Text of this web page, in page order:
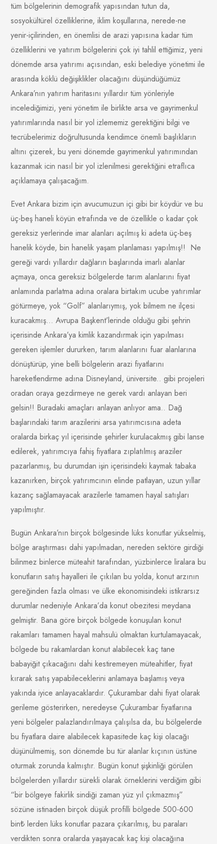
tüm bölgelerinin demografik yapısından tutun da,
sosyokültürel özelliklerine, iklim koşullarına, nerede-ne
yenir-içilirinden, en önemlisi de arazi yapısına kadar tüm
özelliklerini ve yatırım bölgelerini çok iyi tahlil ettiğimiz, yeni
dönemde arsa yatırımı açısından, eski belediye yönetimi ile
arasında köklü değişiklikler olacağını düşündüğümüz
Ankara’nın yatırım haritasını yıllardır tüm yönleriyle
incelediğimizi, yeni yönetim ile birlikte arsa ve gayrimenkul
yatırımlarında nasıl bir yol izlememiz gerektiğini bilgi ve
tecrübelerimiz doğrultusunda kendimce önemli başlıkların
altını çizerek, bu yeni dönemde gayrimenkul yatırımından
kazanmak icin nasıl bir yol izlenilmesi gerektiğini etraflıca
açıklamaya çalışacağım.
Evet Ankara bizim için avucumuzun içi gibi bir köydür ve bu
üç-beş haneli köyün etrafında ve de özellikle o kadar çok
gereksiz yerlerinde imar alanları açılmış ki adeta üç-beş
hanelik köyde, bin hanelik yaşam planlaması yapılmış!! Ne
gereği vardı yıllardır dağların başlarında imarlı alanlar
açmaya, onca gereksiz bölgelerde tarım alanlarını fiyat
anlamında parlatma adına oralara birtakım ucube yatırımlar
götürmeye, yok “Golf” alanlarıymış, yok bilmem ne ilçesi
kuracakmış… Avrupa Başkent’lerinde olduğu gibi şehrin
içerisinde Ankara’ya kimlik kazandırmak için yapılması
gereken işlemler dururken, tarım alanlarını fuar alanlarına
dönüştürüp, yine belli bölgelerin arazi fiyatlarını
hareketlendirme adına Disneyland, üniversite.. gibi projeleri
oradan oraya gezdirmeye ne gerek vardı anlayan beri
gelsin!! Buradaki amaçları anlayan anlıyor ama.. Dağ
başlarındaki tarım arazilerini arsa yatırımcısına adeta
oralarda birkaç yıl içerisinde şehirler kurulacakmış gibi lanse
edilerek, yatırımcıya fahiş fiyatlara zıplatılmış araziler
pazarlanmış, bu durumdan işin içerisindeki kaymak tabaka
kazanırken, birçok yatırımcının elinde patlayan, uzun yıllar
kazanç sağlamayacak arazilerle tamamen hayal satışları
yapılmıştır.
Bugün Ankara’nın birçok bölgesinde lüks konutlar yükselmiş,
bölge araştırması dahi yapılmadan, nereden sektöre girdiği
bilinmez binlerce müteahit tarafından, yüzbinlerce liralara bu
konutların satış hayalleri ile çıkılan bu yolda, konut arzının
gereğinden fazla olması ve ülke ekonomisindeki istikrarsız
durumlar nedeniyle Ankara’da konut obezitesi meydana
gelmiştir. Bana göre birçok bölgede konuşulan konut
rakamları tamamen hayal mahsulü olmaktan kurtulamayacak,
bölgede bu rakamlardan konut alabilecek kaç tane
babayiğit çıkacağını dahi kestiremeyen müteahitler, fiyat
kırarak satış yapabileceklerini anlamaya başlamış veya
yakında iyice anlayacaklardır. Çukurambar dahi fiyat olarak
gerileme gösterirken, neredeyse Çukurambar fiyatlarına
yeni bölgeler palazlandırılmaya çalışılsa da, bu bölgelerde
bu fiyatlara daire alabilecek kapasitede kaç kişi olacağı
düşünülmemiş, son dönemde bu tür alanlar kıçının üstüne
oturmak zorunda kalmıştır. Bugün konut şişkinliği görülen
bölgelerden yıllardır sürekli olarak örneklerini verdiğim gibi
“bir bölgeye fakirlik sindiği zaman yüz yıl çıkmazmış”
sözüne istinaden birçok düşük profilli bölgede 500-600
bin₺ lerden lüks konutlar pazara çıkarılmış, bu paraları
verdikten sonra oralarda yaşayacak kaç kişi olacağına